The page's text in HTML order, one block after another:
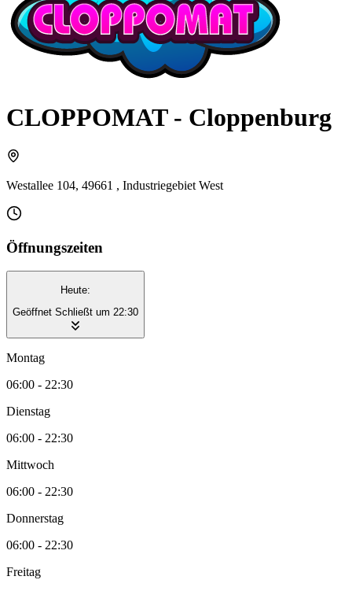
CLOPPOMAT - Cloppenburg
Westallee 104, 49661 , Industriegebiet West
Öffnungszeiten
Heute:
Geöffnet Schließt um 22:30
Montag
06:00 - 22:30
Dienstag
06:00 - 22:30
Mittwoch
06:00 - 22:30
Donnerstag
06:00 - 22:30
Freitag